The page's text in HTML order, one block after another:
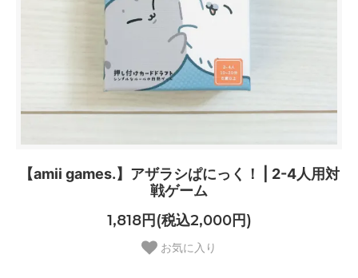
【amii games.】アザラシぱにっく！ | 2-4人用対
戦ゲーム
1,818円(税込2,000円)
お気に入り